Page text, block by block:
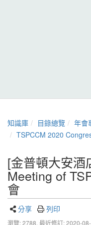
知識庫 目錄總覽
年會
TSPCCM 2020
[金普頓大安酒
Meeting of
會
分享 列印
瀏覽: 2788, 最近修訂: 2020-